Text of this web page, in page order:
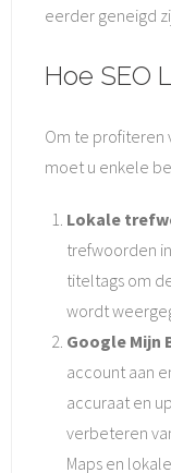
eerder geneigd
Hoe SEO
Om te profiteren
moet u enkele
Lokale
trefwoorden
titeltags om
wordt
Google Mijn
account aan
accuraat en
verbeteren
Maps en